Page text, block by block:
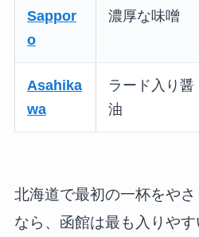
Sappor
o
濃厚な味噌
Asahika
wa
ラード入り醤
油
北海道で最初の一杯をや
なら、函館は最も入りや